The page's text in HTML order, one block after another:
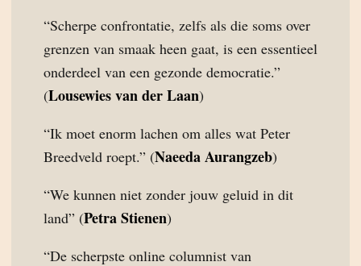
“Scherpe confrontatie, zelfs als die soms over
grenzen van smaak heen gaat, is een essentieel
onderdeel van een gezonde democratie.”
(Lousewies van der Laan)
“Ik moet enorm lachen om alles wat Peter
Breedveld roept.” (Naeeda Aurangzeb)
“We kunnen niet zonder jouw geluid in dit
land” (Petra Stienen)
“De scherpste online columnist van